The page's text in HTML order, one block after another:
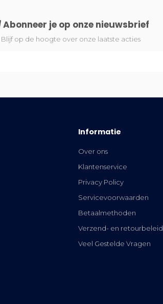
Abonneer je op onze nieuwsbrief
Blijf op de hoogte over onze laatste acties
Informatie
Over ons
Klantenservice
Privacy Policy
Servicevoorwaarden
Betaalmethoden
Verzend- en retourbeleid
Veel Gestelde Vragen